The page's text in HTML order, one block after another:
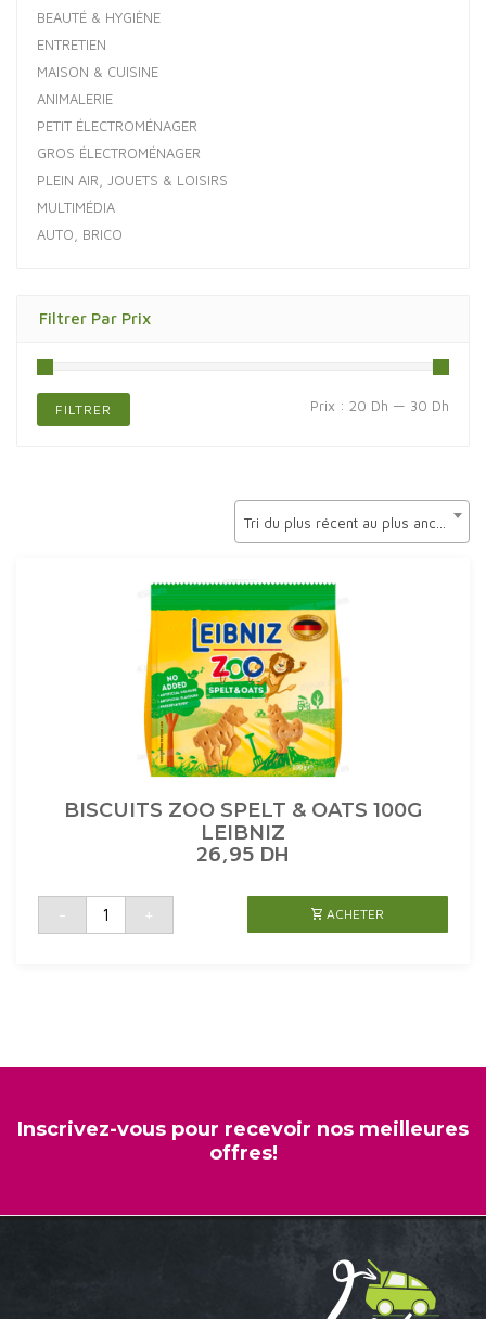
BEAUTÉ & HYGIÈNE
ENTRETIEN
MAISON & CUISINE
ANIMALERIE
PETIT ÉLECTROMÉNAGER
GROS ÉLECTROMÉNAGER
PLEIN AIR, JOUETS & LOISIRS
MULTIMÉDIA
AUTO, BRICO
Filtrer Par Prix
FILTRER Prix : 20 Dh — 30 Dh
BISCUITS ZOO SPELT & OATS 100G
LEIBNIZ
26,95 DH
-
quantité
BISCUITS
+ ACHETER
Inscrivez-vous pour recevoir nos meilleures
offres!